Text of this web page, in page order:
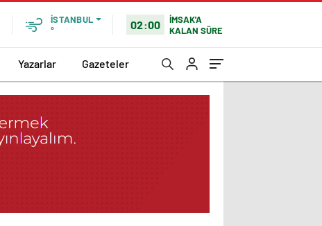
İSTANBUL
°
02:00
İMSAK'A
KALAN SÜRE
Yazarlar Gazeteler